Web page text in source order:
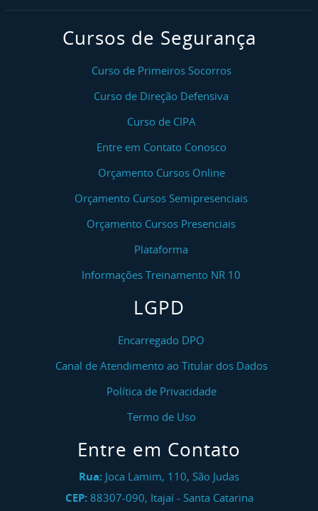
Curso NR 10 SEP (Sistema Elétrico De Potência)
Curso NR 10 SEP (Sistema Elétrico De Potência) -
Curso Áreas Classificadas/Atmosferas Explosivas
Curso Bloqueio E Etiquetagem De Fontes De
Curso NR 11 Transporte, Movimentação,
Armazenagem E Manuseio De Materiais
Curso De Sinalização De Equipamentos De
Içamento, Amarração E Estropagem De Carga
Rolante, Pórtico E Talha - Reciclagem
Curso NR 12 Máquinas E Equipamentos (GERAL)
Curso NR 12 Máquinas E Equipamentos (GERAL) -
Curso NR 12 Máquinas Para Panificação E
Curso NR 13 Operação De Caldeira - Reciclagem
Cursos de Segurança
Curso de Primeiros Socorros
Curso de Direção Defensiva
Curso de CIPA
Entre em Contato Conosco
Orçamento Cursos Online
Orçamento Cursos Semipresenciais
Orçamento Cursos Presenciais
Plataforma
Informações Treinamento NR 10
LGPD
Encarregado DPO
Canal de Atendimento ao Titular dos Dados
Política de Privacidade
Termo de Uso
Entre em Contato
Rua: Joca Lamim, 110, São Judas
CEP: 88307-090, Itajaí- Santa Catarina